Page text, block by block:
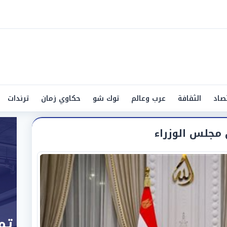
الثقافة عرب وعالم توك شو حكاوي زمان ترندات
الوزراء